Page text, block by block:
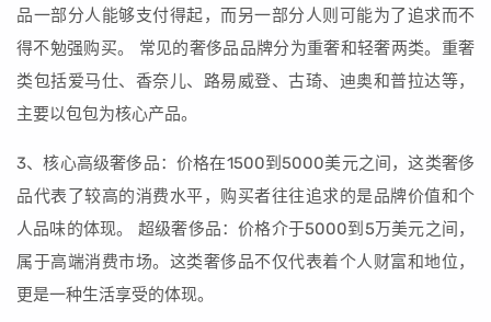
品一部分人能够支付得起，而另一部分人则可能为了追求而不
得不勉强购买。 常见的奢侈品品牌分为重奢和轻奢两类。重奢
类包括爱马仕、香奈儿、路易威登、古琦、迪奥和普拉达等，
主要以包包为核心产品。
3、核心高级奢侈品：价格在1500到5000美元之间，这类奢侈
品代表了较高的消费水平，购买者往往追求的是品牌价值和个
人品味的体现。 超级奢侈品：价格介于5000到5万美元之间，
属于高端消费市场。这类奢侈品不仅代表着个人财富和地位，
更是一种生活享受的体现。